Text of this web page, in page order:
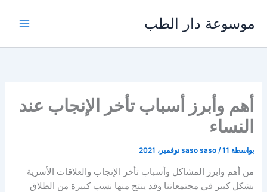
المحتوى
موسوعة دار الطب
أهم وأبرز أسباب تأخر الإنجاب عند
النساء
بواسطة saso saso /11 نوفمبر، 2021
من أهم وابرز المشاكل وأسباب تأخر الإنجاب والعلاقات الأسرية
بشكل كبير في مجتمعاتنا وقد ينتج منها نسب كبيرة من الطلاق